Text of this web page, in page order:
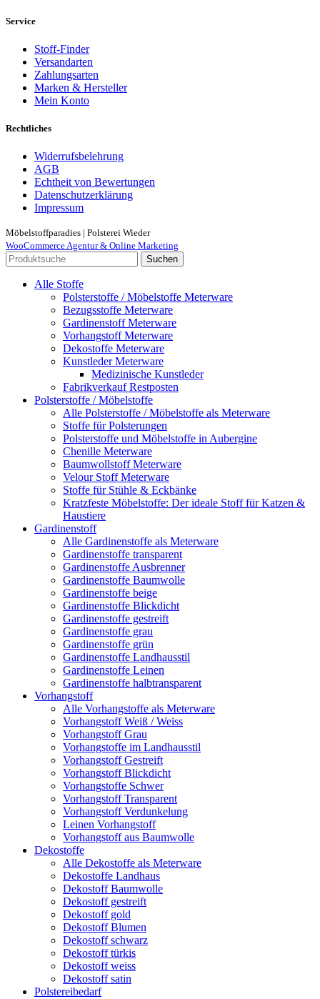
Service
Stoff-Finder
Versandarten
Zahlungsarten
Marken & Hersteller
Mein Konto
Rechtliches
Widerrufsbelehrung
AGB
Echtheit von Bewertungen
Datenschutzerklärung
Impressum
Möbelstoffparadies | Polsterei Wieder
WooCommerce Agentur & Online Marketing
Suchen
Alle Stoffe
Polsterstoffe / Möbelstoffe Meterware
Bezugsstoffe Meterware
Gardinenstoff Meterware
Vorhangstoff Meterware
Dekostoffe Meterware
Kunstleder Meterware
Medizinische Kunstleder
Fabrikverkauf Restposten
Polsterstoffe / Möbelstoffe
Alle Polsterstoffe / Möbelstoffe als Meterware
Stoffe für Polsterungen
Polsterstoffe und Möbelstoffe in Aubergine
Chenille Meterware
Baumwollstoff Meterware
Velour Stoff Meterware
Stoffe für Stühle & Eckbänke
Kratzfeste Möbelstoffe: Der ideale Stoff für Katzen &
Haustiere
Gardinenstoff
Alle Gardinenstoffe als Meterware
Gardinenstoffe transparent
Gardinenstoffe Ausbrenner
Gardinenstoffe Baumwolle
Gardinenstoffe beige
Gardinenstoffe Blickdicht
Gardinenstoffe gestreift
Gardinenstoffe grau
Gardinenstoffe grün
Gardinenstoffe Landhausstil
Gardinenstoffe Leinen
Gardinenstoffe halbtransparent
Vorhangstoff
Alle Vorhangstoffe als Meterware
Vorhangstoff Weiß / Weiss
Vorhangstoff Grau
Vorhangstoffe im Landhausstil
Vorhangstoff Gestreift
Vorhangstoff Blickdicht
Vorhangstoffe Schwer
Vorhangstoff Transparent
Vorhangstoff Verdunkelung
Leinen Vorhangstoff
Vorhangstoff aus Baumwolle
Dekostoffe
Alle Dekostoffe als Meterware
Dekostoffe Landhaus
Dekostoff Baumwolle
Dekostoff gestreift
Dekostoff gold
Dekostoff Blumen
Dekostoff schwarz
Dekostoff türkis
Dekostoff weiss
Dekostoff satin
Polstereibedarf